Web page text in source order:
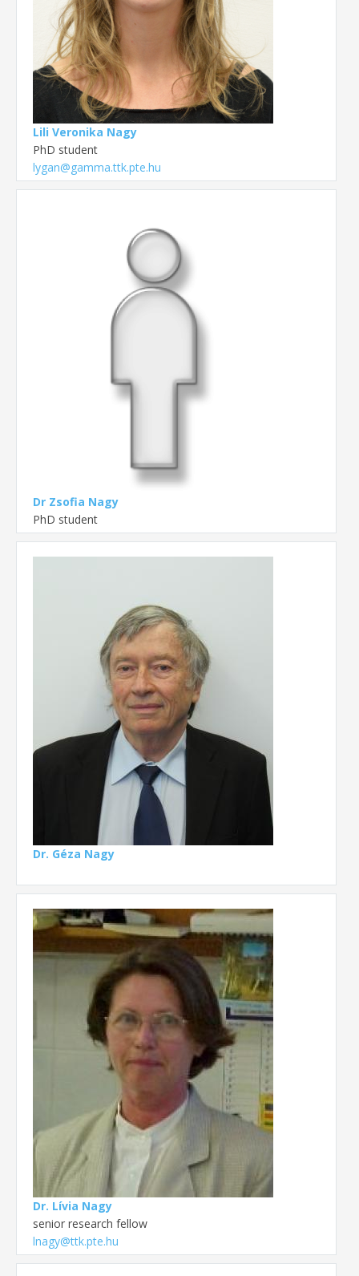
Lili Veronika Nagy
PhD student
lygan@gamma.ttk.pte.hu
Dr Zsofia Nagy
PhD student
Dr. Géza Nagy
Dr. Lívia Nagy
senior research fellow
lnagy@ttk.pte.hu